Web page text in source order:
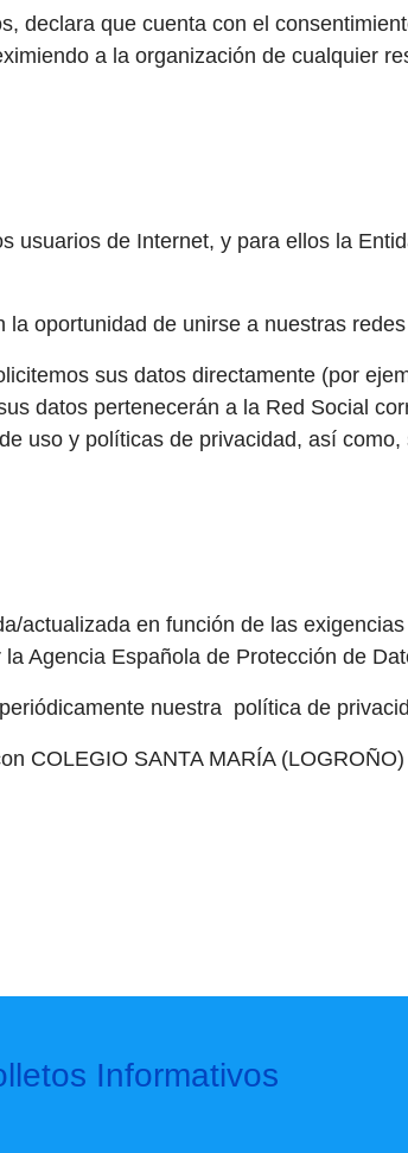
declara que cuenta con el
a la organización de cualquier
usuarios de Internet, y para ellos la
oportunidad de unirse a nuestras
sus datos directamente (por
datos pertenecerán a la Red Social
uso y políticas de privacidad, así
actualizada en función de las
Agencia Española de Protección de
nuestra política de
COLEGIO SANTA MARÍA
Informativos